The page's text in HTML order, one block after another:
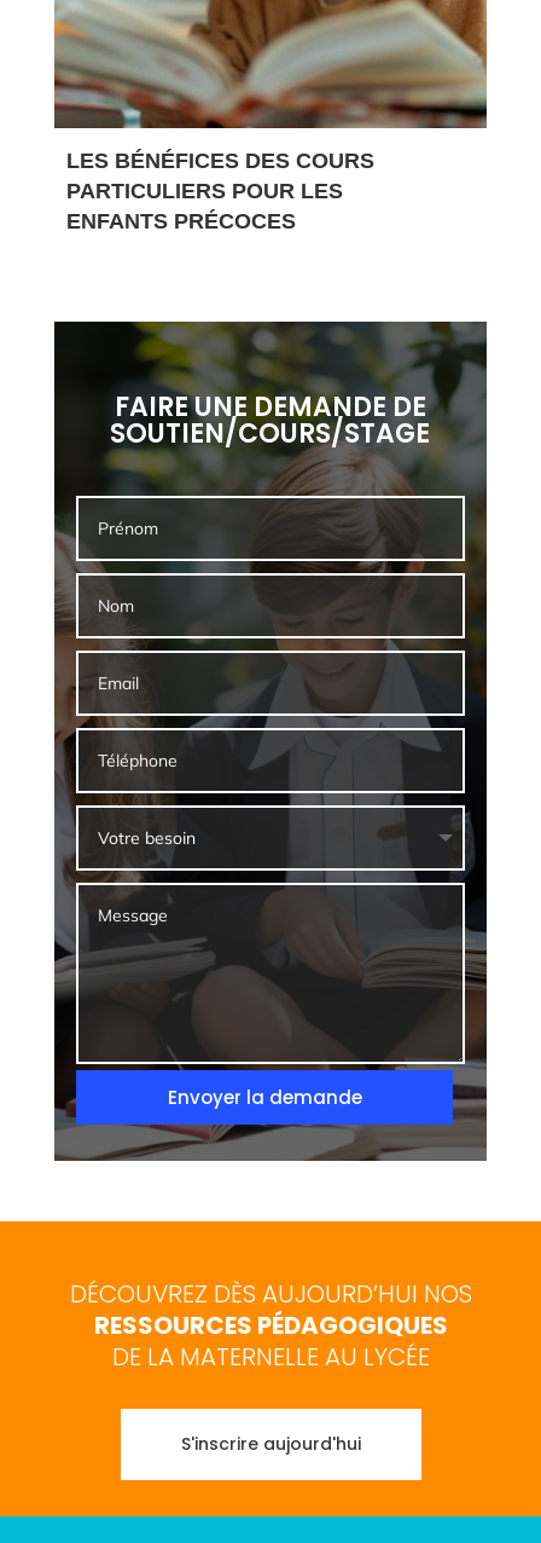
LES BÉNÉFICES DES COURS
PARTICULIERS POUR LES
ENFANTS PRÉCOCES
FAIRE UNE DEMANDE DE
SOUTIEN/COURS/STAGE
Envoyer la demande
DÉCOUVREZ DÈS AUJOURD’HUI NOS
RESSOURCES PÉDAGOGIQUES
DE LA MATERNELLE AU LYCÉE
S'inscrire aujourd'hui